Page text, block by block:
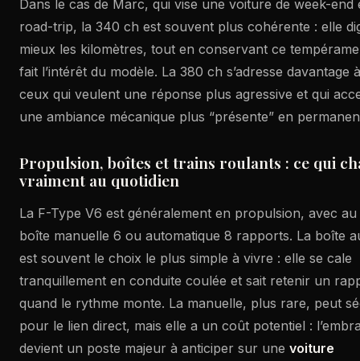
Dans le cas de Marc, qui vise une voiture de week-end
road-trip, la 340 ch est souvent plus cohérente : elle
mieux les kilomètres, tout en conservant ce
fait l’intérêt du modèle. La 380 ch s’adresse davantage à
ceux qui veulent une réponse plus agressive et qui
une ambiance mécanique plus “présente” en
Propulsion, boîtes et trains roulants : ce qui
vraiment au quotidien
La F-Type V6 est généralement en propulsion, avec
boîte manuelle 6 ou automatique 8 rapports. La boîte
est souvent le choix le plus simple à vivre : elle se cale
tranquillement en conduite coulée et sait retenir un
quand le rythme monte. La manuelle, plus rare, peut
pour le lien direct, mais elle a un coût potentiel :
devient un poste majeur à anticiper sur une voiture